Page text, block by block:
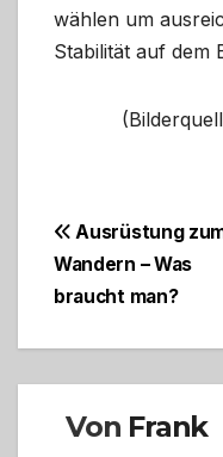
wählen um
Stabilität auf dem
Ausrüstung
Wandern – Was
braucht man?
Von Frank